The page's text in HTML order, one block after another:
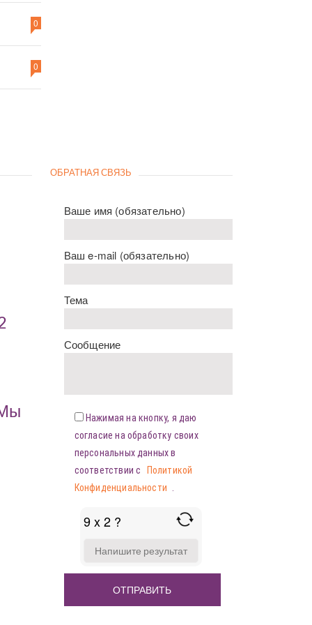
0
0
ОБРАТНАЯ СВЯЗЬ
Ваше имя (обязательно)
Ваш e-mail (обязательно)
Тема
Сообщение
Нажимая на кнопку, я даю
согласие на обработку своих
персональных данных в
соответствии с
Политикой
Конфиденциальности
9 x 2 ?
FOR